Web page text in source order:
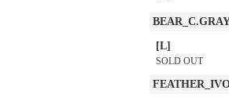
[L]
SOLD OUT